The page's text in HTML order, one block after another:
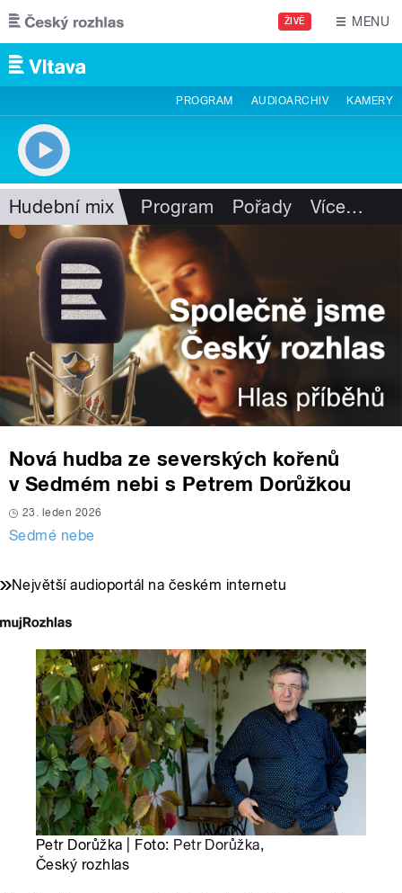
Přejít k hlavnímu obsahu
ŽIVĚ MENU
PROGRAM AUDIOARCHIV KAMERY
Hudební mix Program Pořady Více…
Nová hudba ze severských kořenů
v Sedmém nebi s Petrem Dorůžkou
23. leden 2026
Sedmé nebe
Největší audioportál na českém internetu
Petr Dorůžka | Foto: Petr Dorůžka,
Český rozhlas